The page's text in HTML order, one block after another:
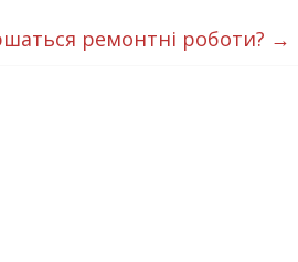
ремонтні роботи? →